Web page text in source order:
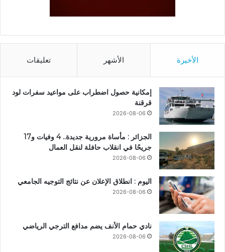
الأخيرة الأشهر تعليقات
إمكانية حصول اضطراب على مواعيد سفرات لود
قرقنة
2026-08-06
الجزائر : مأساة مرورية جديدة.. 4 وفيات و17
جريحًا في انقلاب حافلة لنقل العمال
2026-08-06
اليوم : انطلاق الإعلان عن نتائج التوجيه الجامعي
2026-08-06
نادي حمام الأنف يضم مدافع الترجي الرياضي
2026-08-06